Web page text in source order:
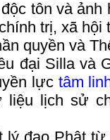
tôn và
trị, xã hội
quyền và
đại Silla và
lực tâm
liệu lịch sử